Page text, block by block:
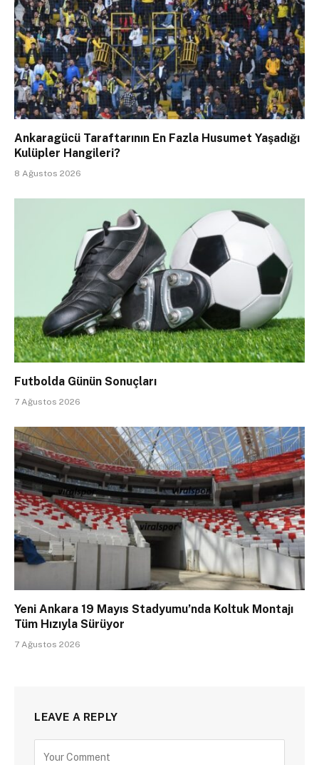
Ankaragücü Taraftarının En Fazla Husumet Yaşadığı
Kulüpler Hangileri?
8 Ağustos 2026
Futbolda Günün Sonuçları
7 Ağustos 2026
Yeni Ankara 19 Mayıs Stadyumu’nda Koltuk Montajı
Tüm Hızıyla Sürüyor
7 Ağustos 2026
LEAVE A REPLY